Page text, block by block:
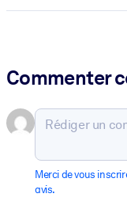
Commenter
Merci de vous
avis.